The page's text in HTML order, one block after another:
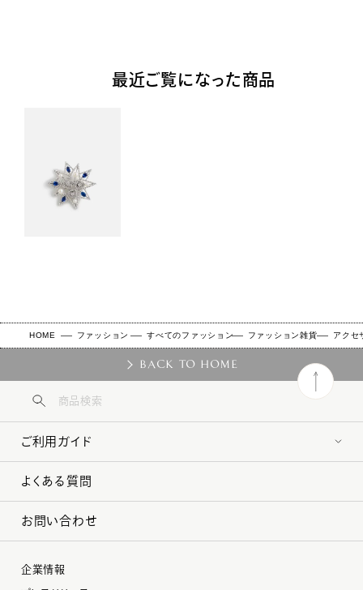
最近ご覧になった商品
HOME ファッション すべてのファッション ファッション雑貨 アクセ
BACK TO HOME
ご利用ガイド
よくある質問
お問い合わせ
企業情報